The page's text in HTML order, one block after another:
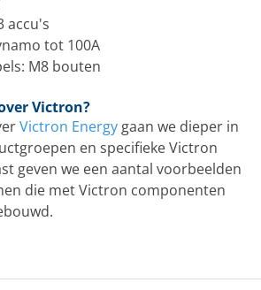
accu's
tot 100A
M8 bouten
Victron?
Victron Energy gaan we dieper in
en specifieke Victron
geven we een aantal voorbeelden
die met Victron componenten